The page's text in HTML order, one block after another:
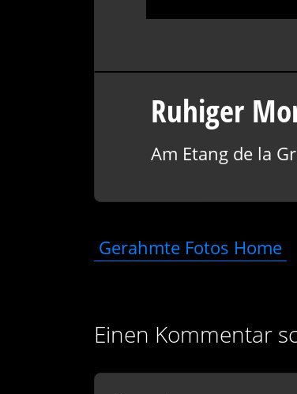
Ruhiger
Am Etang de la
Gerahmte Fotos Home
Einen Kommentar